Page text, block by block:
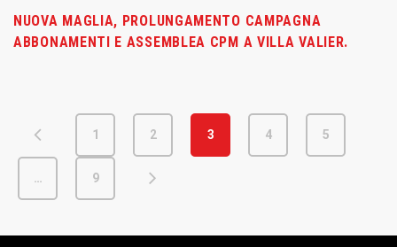
NUOVA MAGLIA, PROLUNGAMENTO CAMPAGNA
ABBONAMENTI E ASSEMBLEA CPM A VILLA VALIER.
1 2 3 4 5
… 9